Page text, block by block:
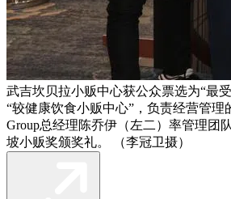
武吉坎贝拉小贩中心获公众票选为“最
“较健康饮食小贩中心”，负责经营管理
Group总经理陈乔伊（左二）率管理团
坡小贩奖颁奖礼。 （李冠卫摄）